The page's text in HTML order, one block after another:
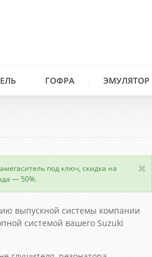
ГОФРА ЭМУЛЯТОР
под ключ, скидка на
— 50%.
выпускной системы компании
системой вашего Suzuki